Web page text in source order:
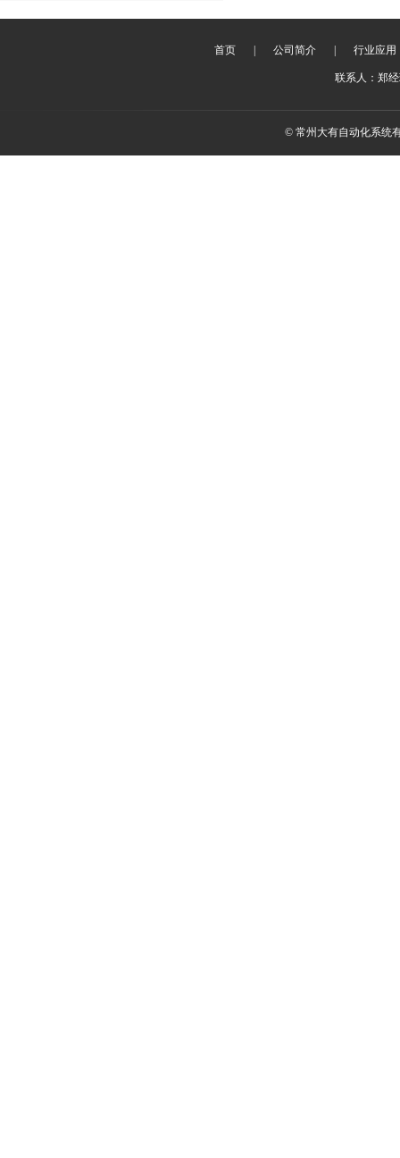
首页 公司简介 行业应用
联系人：郑
© 常州大有自动化系统